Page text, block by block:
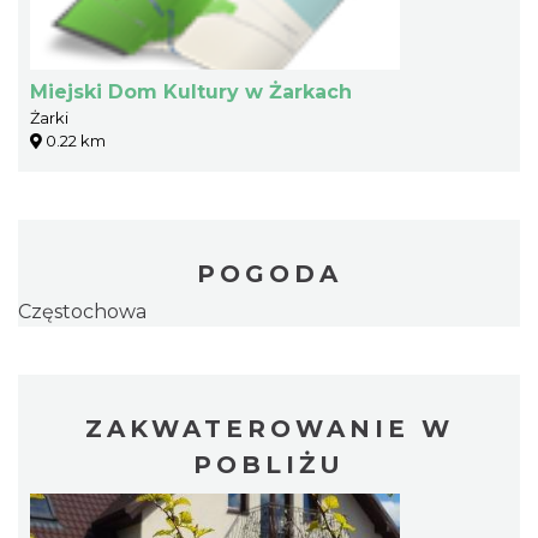
Miejski Dom Kultury w Żarkach
Żarki
0.22 km
POGODA
Częstochowa
ZAKWATEROWANIE W
POBLIŻU